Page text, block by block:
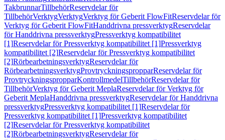
TakbrunnarTillbehörReservdelar för
TillbehörVerktygVerktygVerktyg för Geberit FlowFitReservdelar för
Verktyg för Geberit FlowFitHanddrivna pressverktygReservdelar
för Handdrivna pressverktygPressverktyg kompatibilitet
[1]Reservdelar för Pressverktyg kompatibilitet [1]Pressverktyg
kompatibilitet [2]Reservdelar för Pressverktyg kompatibilitet
[2]RörbearbetningsverktygReservdelar för
RörbearbetningsverktygProvtryckningspropparReservdelar för
ProvtryckningspropparKontrollmedelTillbehörReservdelar för
TillbehörVerktyg för Geberit MeplaReservdelar för Verktyg för
Geberit MeplaHanddrivna pressverktygReservdelar för Handdrivna
pressverktygPressverktyg kompatibilitet [1]Reservdelar för
Pressverktyg kompatibilitet [1]Pressverktyg kompatibilitet
[2]Reservdelar för Pressverktyg kompatibilitet
[2]RörbearbetningsverktygReservdelar för